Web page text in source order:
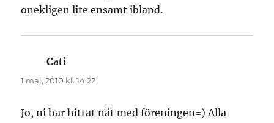
onekligen lite ensamt ibland.
Cati
1 maj, 2010 kl. 14:22
Jo, ni har hittat nåt med föreningen=) Alla